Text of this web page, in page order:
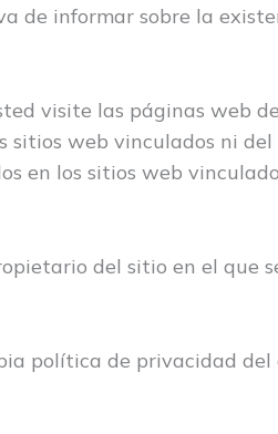
de informar sobre la
visite las páginas web de
sitios web vinculados ni del
en los sitios web
del sitio en el que
política de privacidad del